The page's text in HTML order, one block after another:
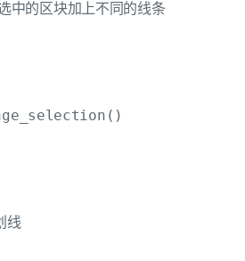
的区块加上不同的线条
线